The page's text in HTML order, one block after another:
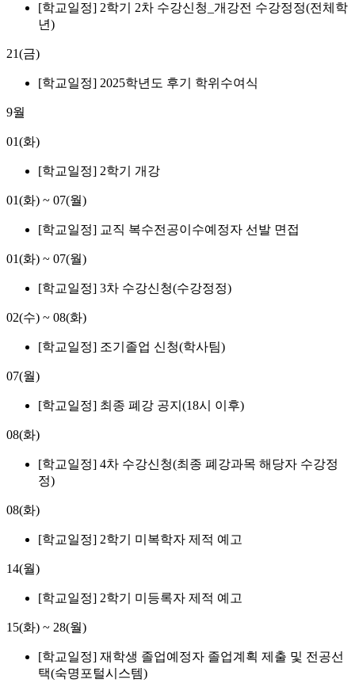
[학교일정] 2학기 2차 수강신청_개강전 수강정정(전체학
년)
21(금)
[학교일정] 2025학년도 후기 학위수여식
9월
01(화)
[학교일정] 2학기 개강
01(화) ~ 07(월)
[학교일정] 교직 복수전공이수예정자 선발 면접
01(화) ~ 07(월)
[학교일정] 3차 수강신청(수강정정)
02(수) ~ 08(화)
[학교일정] 조기졸업 신청(학사팀)
07(월)
[학교일정] 최종 폐강 공지(18시 이후)
08(화)
[학교일정] 4차 수강신청(최종 폐강과목 해당자 수강정
정)
08(화)
[학교일정] 2학기 미복학자 제적 예고
14(월)
[학교일정] 2학기 미등록자 제적 예고
15(화) ~ 28(월)
[학교일정] 재학생 졸업예정자 졸업계획 제출 및 전공선
택(숙명포털시스템)